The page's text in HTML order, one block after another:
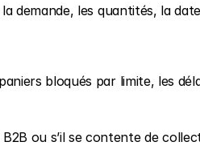
demande, les quantités, la
bloqués par limite, les
ou s’il se contente de